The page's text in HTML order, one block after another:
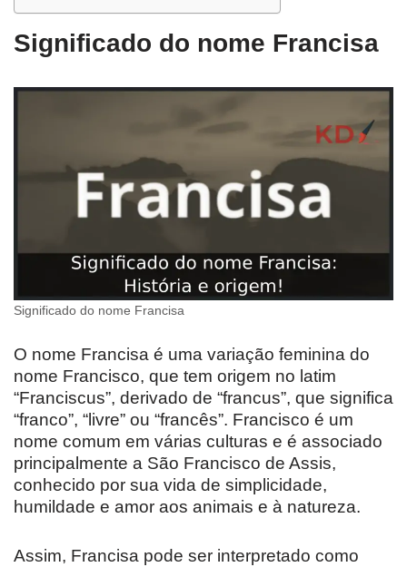
Significado do nome Francisa
Significado do nome Francisa
O nome Francisa é uma variação feminina do
nome Francisco, que tem origem no latim
“Franciscus”, derivado de “francus”, que significa
“franco”, “livre” ou “francês”. Francisco é um
nome comum em várias culturas e é associado
principalmente a São Francisco de Assis,
conhecido por sua vida de simplicidade,
humildade e amor aos animais e à natureza.
Assim, Francisa pode ser interpretado como